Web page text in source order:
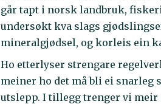
går tapt i norsk landbruk,
undersøkt kva slags
mineralgjødsel, og korleis ein
Ho etterlyser strengare
meiner ho det må bli ei snarleg
utslepp. I tillegg trenger vi